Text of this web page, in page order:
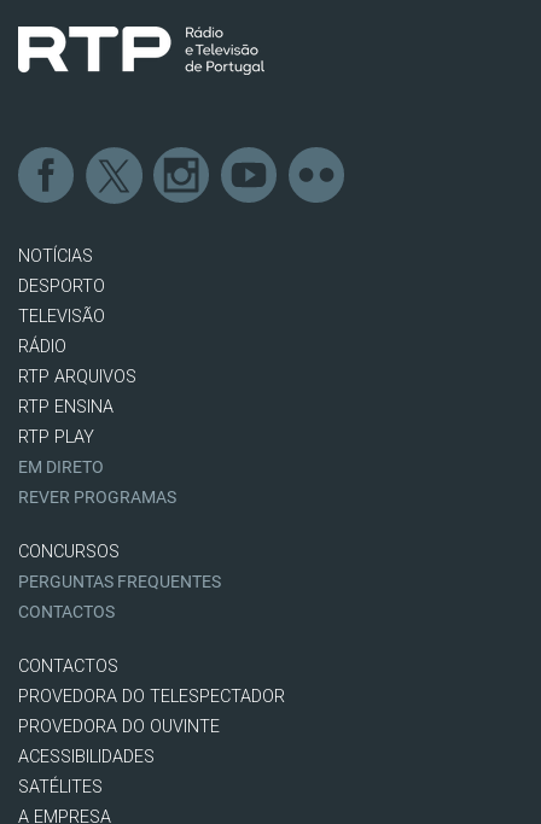
NOTÍCIAS
DESPORTO
TELEVISÃO
RÁDIO
RTP ARQUIVOS
RTP ENSINA
RTP PLAY
EM DIRETO
REVER PROGRAMAS
CONCURSOS
PERGUNTAS FREQUENTES
CONTACTOS
CONTACTOS
PROVEDORA DO TELESPECTADOR
PROVEDORA DO OUVINTE
ACESSIBILIDADES
SATÉLITES
A EMPRESA